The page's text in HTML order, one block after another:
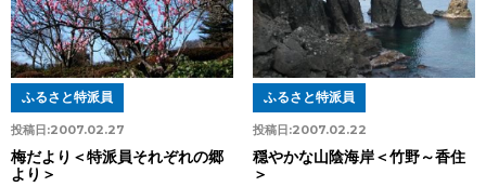
投稿日:2007.02.27
ふるさと特派員
梅だより＜特派員それぞれの郷
より＞
投稿日:2007.02.22
ふるさと特派員
穏やかな山陰海岸＜竹野～香住
＞